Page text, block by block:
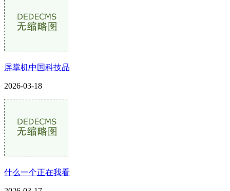
屏掌机中国科技品
2026-03-18
什么一个正在我看